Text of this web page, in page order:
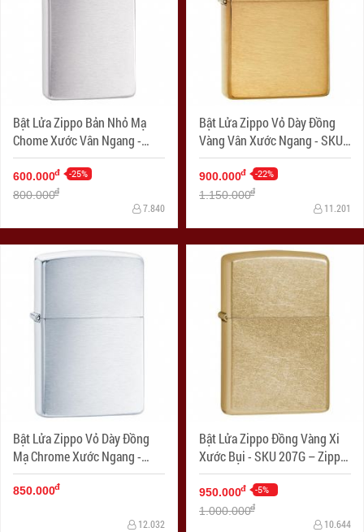
Bật Lửa Zippo Bản Nhỏ Mạ
Chome Xước Vân Ngang -
SKU 1600 – Zippo Slim
Brushed Chrome
600.000đ -25%
800.000đ
7.840
Bật Lửa Zippo Vỏ Dày Đồng
Vàng Vân Xước Ngang - SKU
168 – Zippo Armor Brushed
Brass
900.000đ -22%
1.150.000đ
11.201
Bật Lửa Zippo Vỏ Dày Đồng
Mạ Chrome Xước Ngang -
SKU 162 – Zippo Armor
Brushed Chrome
850.000đ
12.032
Bật Lửa Zippo Đồng Vàng Xi
Xước Bụi - SKU 207G – Zippo
Gold Dust
950.000đ -5%
1.000.000đ
10.644